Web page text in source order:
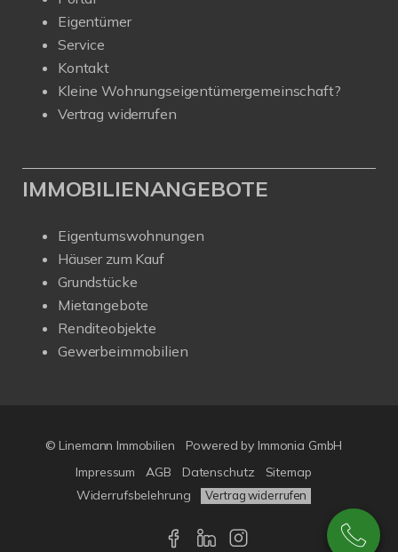
Eigentümer
Service
Kontakt
Kleine Wohnungseigentümergemeinschaft?
Vertrag widerrufen
IMMOBILIENANGEBOTE
Eigentumswohnungen
Häuser zum Kauf
Grundstücke
Mietangebote
Renditeobjekte
Gewerbeimmobilien
© Linemann Immobilien
Powered by Immonia GmbH
Impressum
AGB Datenschutz
Sitemap
Widerrufsbelehrung
Vertrag widerrufen